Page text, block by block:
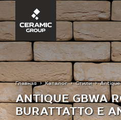
Главная Каталог Стили Antique
ANTIQUE GBWA
BURATTATTO Е